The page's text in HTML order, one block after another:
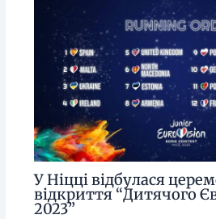
У Ніцці відбулася
відкриття “Дитячого
2023”